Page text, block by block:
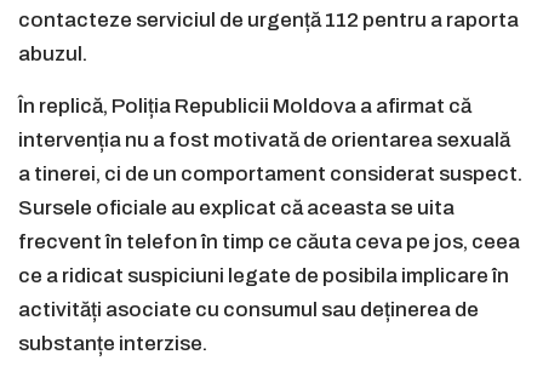
contacteze serviciul de urgență 112 pentru a raporta
abuzul.
În replică, Poliția Republicii Moldova a afirmat că
intervenția nu a fost motivată de orientarea sexuală
a tinerei, ci de un comportament considerat suspect.
Sursele oficiale au explicat că aceasta se uita
frecvent în telefon în timp ce căuta ceva pe jos, ceea
ce a ridicat suspiciuni legate de posibila implicare în
activități asociate cu consumul sau deținerea de
substanțe interzise.